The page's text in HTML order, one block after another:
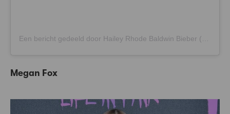
Een bericht gedeeld door Hailey Rhode Baldwin Bieber (@haileybieber)
Megan Fox